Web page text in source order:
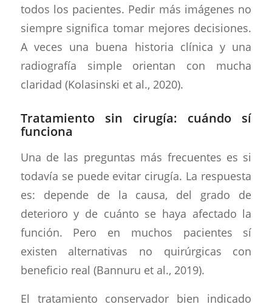
todos los pacientes. Pedir más imágenes no
siempre significa tomar mejores decisiones.
A veces una buena historia clínica y una
radiografía simple orientan con mucha
claridad (Kolasinski et al., 2020).
Tratamiento sin cirugía: cuándo sí
funciona
Una de las preguntas más frecuentes es si
todavía se puede evitar cirugía. La respuesta
es: depende de la causa, del grado de
deterioro y de cuánto se haya afectado la
función. Pero en muchos pacientes sí
existen alternativas no quirúrgicas con
beneficio real (Bannuru et al., 2019).
El tratamiento conservador bien indicado